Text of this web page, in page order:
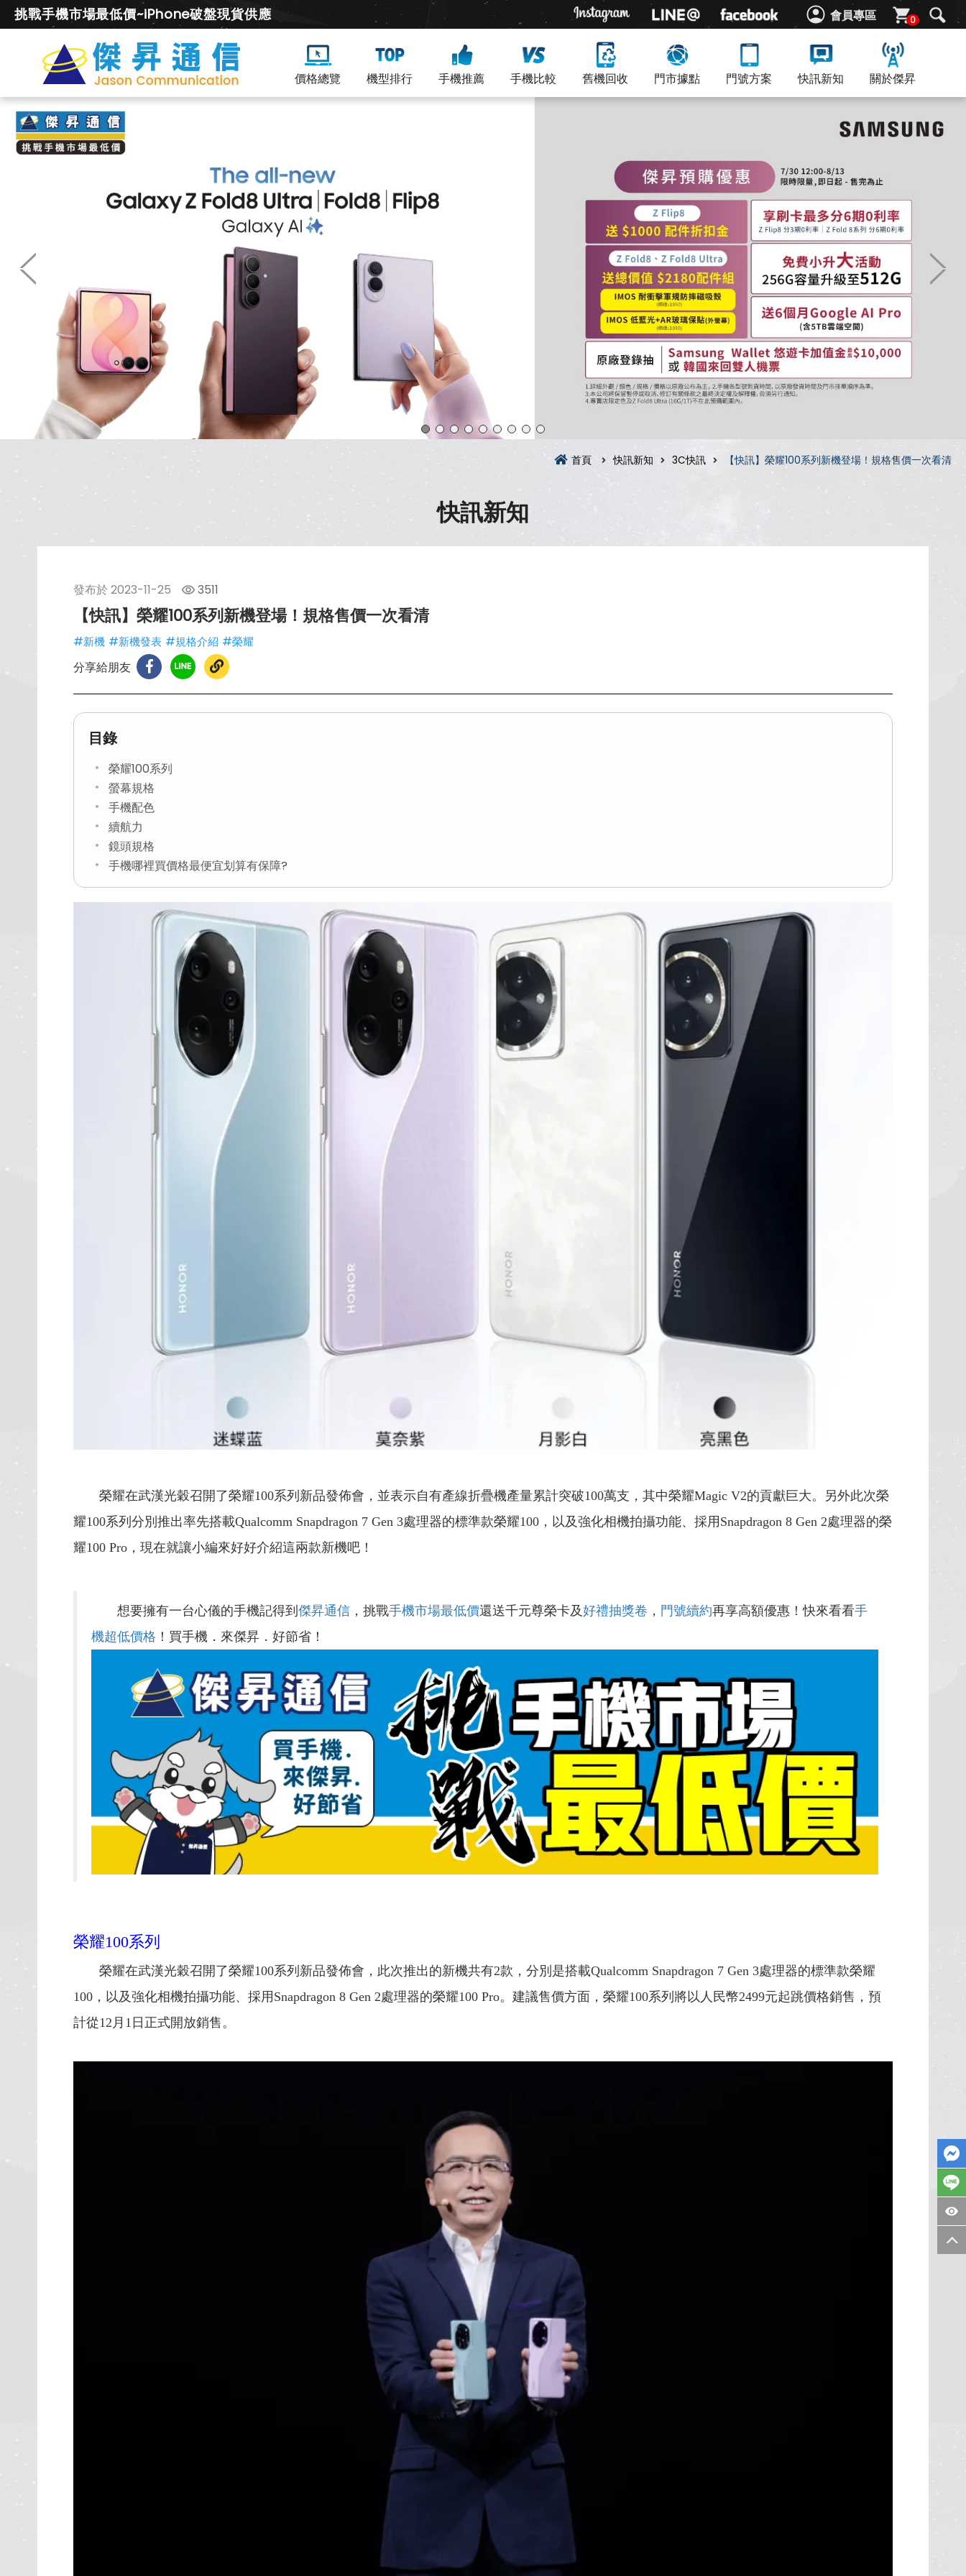
會員專區 0
挑戰手機市場最低價~iPhone破盤現貨供應
價格總覽 機型排行 手機推薦 手機比較 舊機回收 門市據點 門號方案 快訊新知 關於傑昇
首頁 快訊新知 3C快訊 【快訊】榮耀100系列新機登場！規格售價一次看清
快訊新知
發布於 2023-11-25 3511
【快訊】榮耀100系列新機登場！規格售價一次看清
#新機 #新機發表 #規格介紹 #榮耀
分享給朋友
目錄
榮耀100系列
螢幕規格
手機配色
續航力
鏡頭規格
手機哪裡買價格最便宜划算有保障?
榮耀在武漢光穀召開了榮耀100系列新品發佈會，並表示自有產線折疊機產量累計突破100萬支，其中榮耀Magic V2的貢獻巨大。另外此次榮
耀100系列分別推出率先搭載Qualcomm Snapdragon 7 Gen 3處理器的標準款榮耀100，以及強化相機拍攝功能、採用Snapdragon 8 Gen 2處理器的榮
耀100 Pro，現在就讓小編來好好介紹這兩款新機吧！
想要擁有一台心儀的手機記得到 傑昇通信 ，挑戰手機市場最低價還送千元尊榮卡及好禮抽獎卷 ， 門號續約再享高額優惠！快來看看手
機超低價格 ！買手機．來傑昇．好節省！
榮耀100系列
榮耀在武漢光穀召開了榮耀100系列新品發佈會，此次推出的新機共有2款，分別是搭載Qualcomm Snapdragon 7 Gen 3處理器的標準款榮耀
100，以及強化相機拍攝功能、採用Snapdragon 8 Gen 2處理器的榮耀100 Pro。建議售價方面，榮耀100系列將以人民幣2499元起跳價格銷售，預
計從12月1日正式開放銷售。